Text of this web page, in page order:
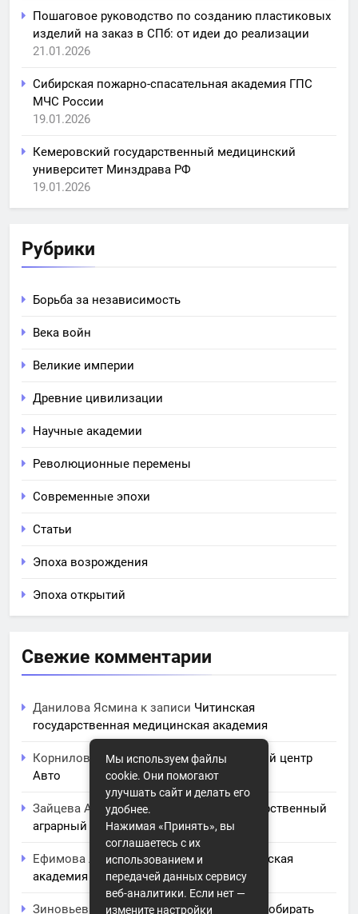
Пошаговое руководство по созданию пластиковых
изделий на заказ в СПб: от идеи до реализации
21.01.2026
Сибирская пожарно-спасательная академия ГПС
МЧС России
19.01.2026
Кемеровский государственный медицинский
университет Минздрава РФ
19.01.2026
Рубрики
Борьба за независимость
Века войн
Великие империи
Древние цивилизации
Научные академии
Революционные перемены
Современные эпохи
Статьи
Эпоха возрождения
Эпоха открытий
Свежие комментарии
Данилова Ясмина к записи Читинская
государственная медицинская академия
Корнилова Анитак записиЧПОУ Учебный центр
Авто
Зайцева Аринак записи
Курский государственный
аграрный университет им. И.И. Иванова
Ефимова Лидияк записиСеверо-Кавказская
академия управления
Зиновьев Радомирк записиИскусство собирать
Мы используем файлы
cookie. Они помогают
улучшать сайт и делать его
удобнее.
Нажимая «Принять», вы
соглашаетесь с их
использованием и
передачей данных сервису
веб-аналитики. Если нет —
измените настройки